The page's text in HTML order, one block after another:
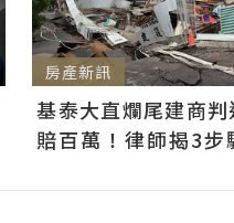
房產新訊
基泰大直爛尾建商
賠百萬！律師揭3步